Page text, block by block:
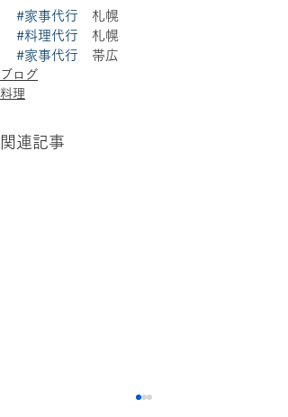
#家事代行 札幌
#料理代行 札幌
#家事代行 帯広
ブログ
料理
関連記事